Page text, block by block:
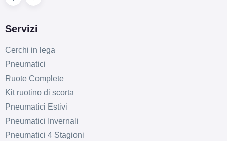
Servizi
Cerchi in lega
Pneumatici
Ruote Complete
Kit ruotino di scorta
Pneumatici Estivi
Pneumatici Invernali
Pneumatici 4 Stagioni